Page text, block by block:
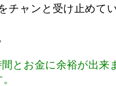
チャンと受け止めて
とお金に余裕が出来